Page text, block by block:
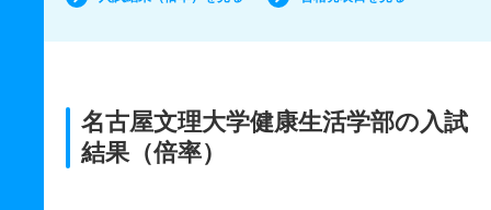
名古屋文理大学健康生活学部の入試
結果（倍率）